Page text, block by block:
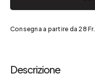
Consegna a partire da 28 Fr.
Descrizione